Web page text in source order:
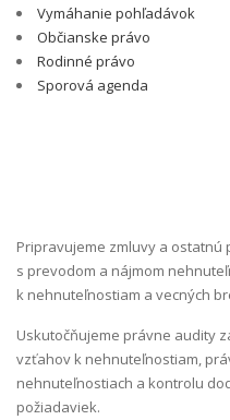
Vymáhanie pohľadávok
Občianske právo
Rodinné právo
Sporová agenda
Pripravujeme zmluvy a
s prevodom a nájmom
k nehnuteľnostiam a vecných
Uskutočňujeme právne audity
vzťahov k nehnuteľnostiam,
nehnuteľnostiach a kontrolu
požiadaviek.